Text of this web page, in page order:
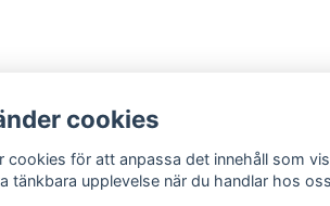
cookies
cookies för att anpassa det innehåll som
tänkbara upplevelse när du handlar hos